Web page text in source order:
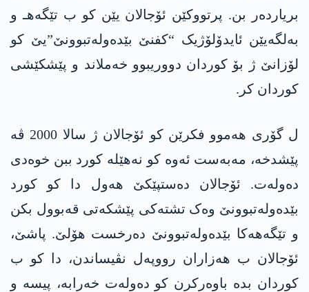
بریاردەر بن. پرتووکێن ئۆجالان یێن کو ب تێگەهـ و
بەلگەیێن ئایدۆلۆژیک “کفنێ بێدەولەتبوونێ”یێ کو
لۆزانێ ژ بۆ کوردان دووریبوو خەملاند و پێشکێشی
کوردان کر.
ل گۆری ھەموو فکرێن کو ئۆجالان ژ سالا 2000 ڤە
پێشدخە، مەبەست ئەوە کو نەھێلە کورد ببن خوەدی
دەولەت. ئۆجالان دەستپێکێ ھەول دا کو کورد
بێدەولەتبوونێ وەک تشتەکی پێشکەتی قەبوول بکن
و تێگەھەکا بێدەولەتبوونێ دەرخست ھۆلێ. پاشێ،
ئۆجالان ب ھەزاران رووپەل نڤیساندن، دا کو ب
کوردان بدە باوەرکرن کو دەولەت خەرابە، پیسە و